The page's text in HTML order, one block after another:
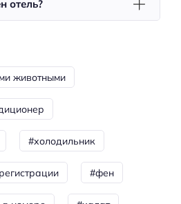
отель?
животными
#холодильник
#фен